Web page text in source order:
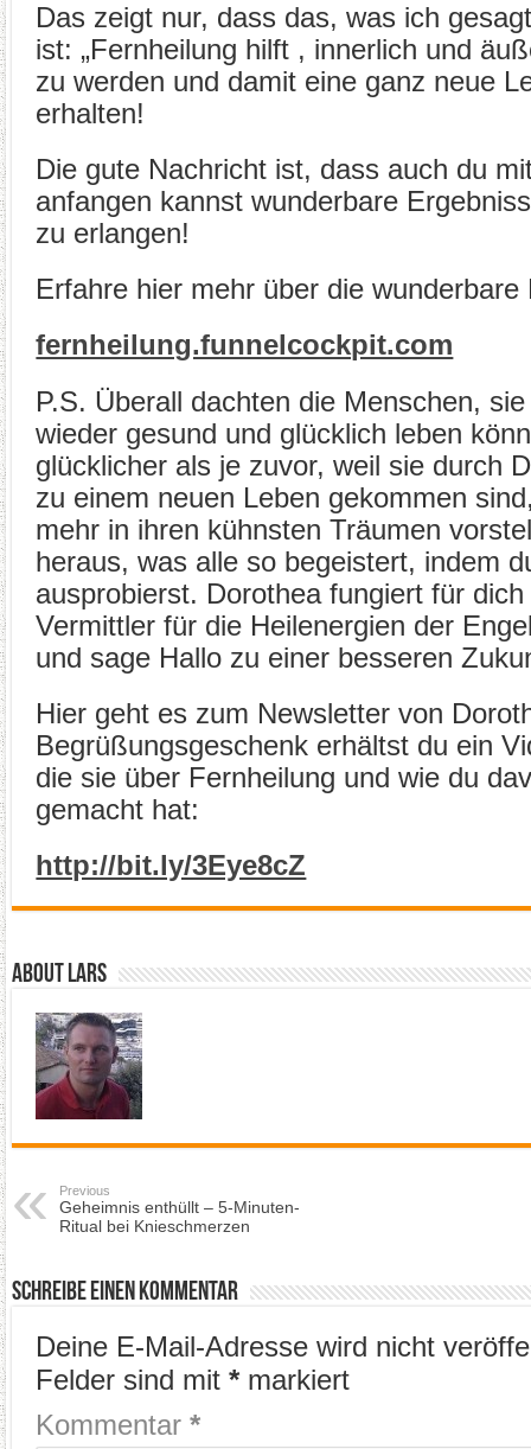
Das zeigt nur, dass das, was ich
ist: „Fernheilung hilft , innerlich und
zu werden und damit eine ganz neue
erhalten!
Die gute Nachricht ist, dass auch du
anfangen kannst wunderbare
zu erlangen!
Erfahre hier mehr über die
fernheilung.funnelcockpit.com
P.S. Überall dachten die Menschen,
wieder gesund und glücklich leben
glücklicher als je zuvor, weil sie durch
zu einem neuen Leben gekommen
mehr in ihren kühnsten Träumen
heraus, was alle so begeistert, indem
ausprobierst. Dorothea fungiert für
Vermittler für die Heilenergien der
und sage Hallo zu einer besseren
Hier geht es zum Newsletter von
Begrüßungsgeschenk erhältst du ein
die sie über Fernheilung und wie du
gemacht hat:
http://bit.ly/3Eye8cZ
About Lars
Previous
Geheimnis enthüllt – 5-Minuten-
Ritual bei Knieschmerzen
Schreibe einen Kommentar
Deine E-Mail-Adresse wird nicht
Felder sind mit* markiert
Kommentar*